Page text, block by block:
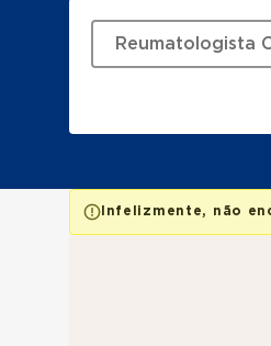
Infelizmente, não